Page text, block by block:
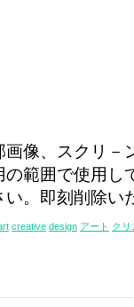
像、スクリ－
範囲で使用し
い。即刻削除い
creative design アート クリ